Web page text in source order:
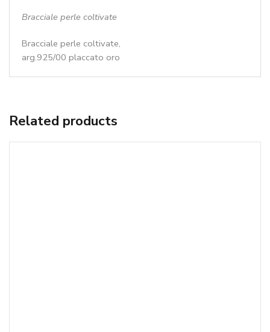
Bracciale perle coltivate
Bracciale perle coltivate ,
arg.925/00 placcato oro
Related products